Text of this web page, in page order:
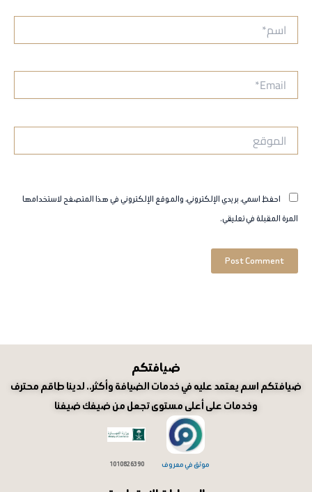
احفظ اسمي، بريدي الإلكتروني، والموقع الإلكتروني في هذا المتصفح لاستخدامها
المرة المقبلة في تعليقي.
ضيافتكم
ضيافتكم اسم يعتمد عليه في خدمات الضيافة وأكثر.. لدينا طاقم محترف
وخدمات على أعلى مستوى تجعل من ضيفك ضيفنا
موثق في معروف 1010826390